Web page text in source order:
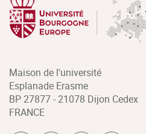
Maison de l'université
Esplanade Erasme
BP 27877 - 21078 Dijon Cedex
FRANCE